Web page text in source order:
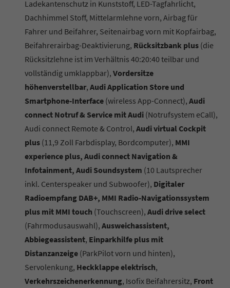
Ladekantenschutz in Kunststoff, LED-Tagfahrlicht,
Dachhimmel Stoff, Mittelarmlehne vorn, Airbag für
Fahrer und Beifahrer, Seitenairbag vorn mit Kopfairbag,
Beifahrerairbag-Deaktivierung, Rücksitzbank plus (die
Rücksitzlehne ist im Verhältnis 40:20:40 teilbar und
vollständig umklappbar), Vordersitze
höhenverstellbar, Audi Application Store und
Smartphone-Interface (wireless App-Connect), Audi
connect Notruf & Service mit Audi (Notrufsystem eCall),
Audi connect Remote & Control, Audi virtual Cockpit
plus (11,9 Zoll Farbdisplay, Bordcomputer), MMI
experience plus, Audi connect Navigation &
Infotainment, Audi Soundsystem (10 Lautsprecher
inkl. Centerspeaker und Subwoofer), Digitaler
Radioempfang DAB+, MMI Radio-Navigationssystem
plus mit MMI touch (Touchscreen), Audi drive select
(Fahrmodusauswahl), Ausweichassistent,
Abbiegeassistent, Einparkhilfe plus mit
Distanzanzeige (ParkPilot vorn und hinten),
Servolenkung, Heckklappe elektrisch,
Verkehrszeichenerkennung, Isofix Beifahrersitz, Front